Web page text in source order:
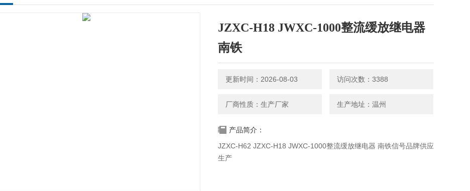
JZXC-H18 JWXC-1000整流缓放继电器
南铁
更新时间：2026-08-03 访问次数：3388
厂商性质：生产厂家 生产地址：温州
产品简介：
JZXC-H62 JZXC-H18 JWXC-1000整流缓放继电器 南铁信号品牌供应
生产